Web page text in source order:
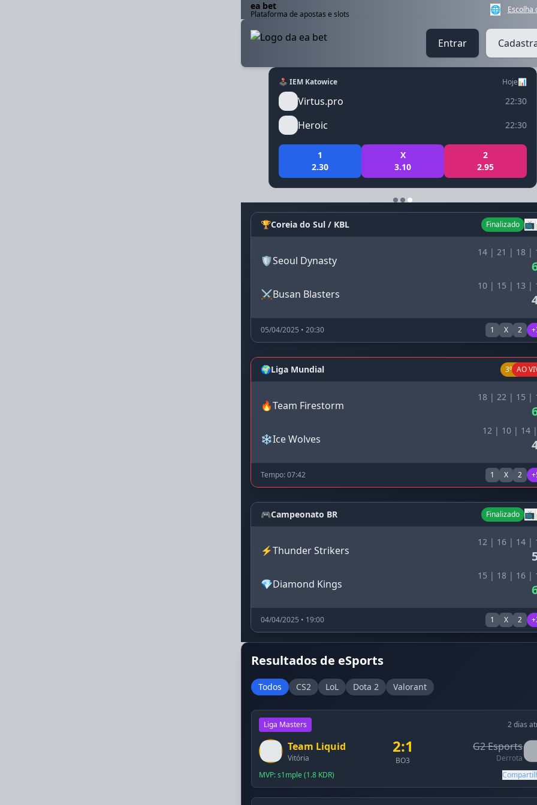
ea bet
Plataforma de apostas e slots 🌐 Escolha
Entrar
🕹️ IEM Katowice Hoje📊
Virtus.pro 22:30
Heroic 22:30
1
2.30
X
3.10
2
2.95
🏆Coreia do Sul / KBL Finalizado 📺
🛡️Seoul Dynasty
14 | 21 | 18 |
⚔️Busan Blasters
10 | 15 | 13 |
05/04/2025 • 20:30 1 X 2
AO
🌍Liga Mundial 3º Q 📺
🔥Team Firestorm
18 | 22 | 15 |
❄️Ice Wolves
12 | 10 | 14
Tempo: 07:42 1 X 2
🎮Campeonato BR Finalizado 📺
⚡Thunder Strikers
12 | 16 | 14 |
💎Diamond Kings
15 | 18 | 16 |
04/04/2025 • 19:00 1 X 2
Resultados de eSports
Todos CS2 LoL Dota 2 Valorant
Liga Masters 2 dias
Team Liquid
Vitória
2:1
BO3
G2 Esports
Derrota
MVP: s1mple (1.8 KDR)